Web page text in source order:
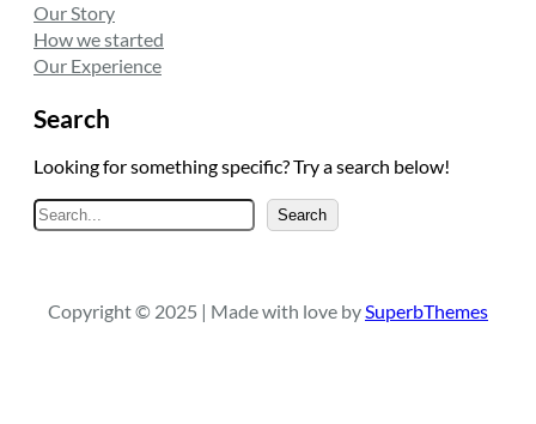
Our Story
How we started
Our Experience
Search
Looking for something specific? Try a search below!
A
r
Search
Copyright © 2025 | Made with love bySuperbThemes